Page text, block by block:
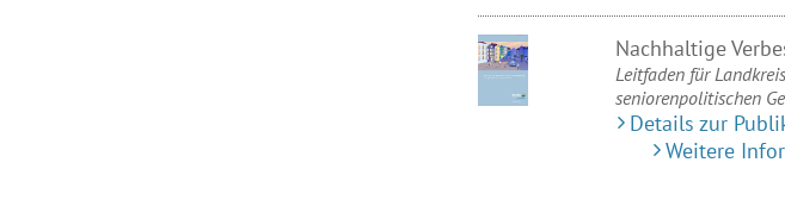
Nachhaltige
Leitfaden für
seniorenpolitischen
Details zur
Weitere